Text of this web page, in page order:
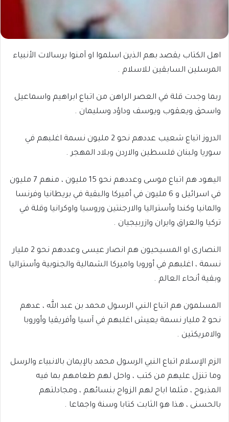
اهل الكتاب يقصد بهم الذين اسلموا او آمنوا برسالات الأنبياء
المرسلين السابقين للاسلام .
ربما وجدت قلة في العصر الراهن من اتباع ابراهيم واسماعيل
واسحق ويعقوب ويوسف وداؤد وسليمان .
الدروز اتباع شعيب عددهم نحو 2 مليون نسمة اغلبهم في
سوريا ولبنان فلسطين والاردن وبلاد المهجر .
اليهود هم اتباع موسى وعددهم نحو 15 مليون ، منهم 7 مليون
في اسرائيل و 6 مليون في أميركا والبقية في بريطانيا وفرنسا
والمانيا وكندا وأستراليا والارجنتين وروسيا واوكرانيا وقلة في
تركيا والعراق وايران وازربيجيان .
النصارى او المسيحيون هم انصار عيسى وعددهم نحو 2 مليار
نسمة ، اغلبهم في أوروبا واميركا الشمالية والجنوبية وأستراليا
وبقية أنحاء العالم .
المسلمون هم اتباع النبي الرسول محمد بن عبد الله ، عدهم
نحو 2 مليار نسمة يعيش اغلبهم في آسيا وأفريقيا وأوروبا
والامريكتين .
الزم الإسلام اتباع النبي الرسول محمد بالإيمان بالانبياء والرسل
وما تنزل عليهم من كتب ، واحل لهم طعامهم بما فيه
المذبوح ، مثلما اباح لهم الزواج بنسائهم ، ومجادلتهم
بالحسنى ، هذا هو الثابت كتابا وسنة واجماعا .